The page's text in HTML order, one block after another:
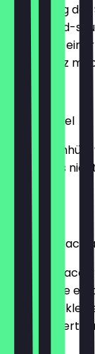
Der Anfang
erfrischend-
Anbau. Mit
Konkurrenz
Mozartkugel
Pistazie
braucht es
Weißes
Unsere
Schokolade
große und
Ingwer liefert